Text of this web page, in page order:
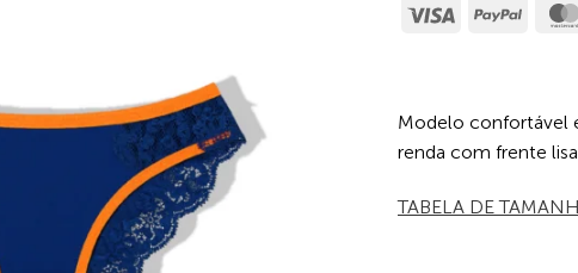
Visa PayPal
Modelo confortável
renda com frente
TABELA DE